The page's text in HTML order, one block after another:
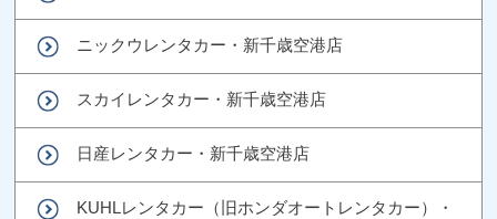
ニックウレンタカー・新千歳空港店
スカイレンタカー・新千歳空港店
日産レンタカー・新千歳空港店
KUHLレンタカー（旧ホンダオートレンタカー）・